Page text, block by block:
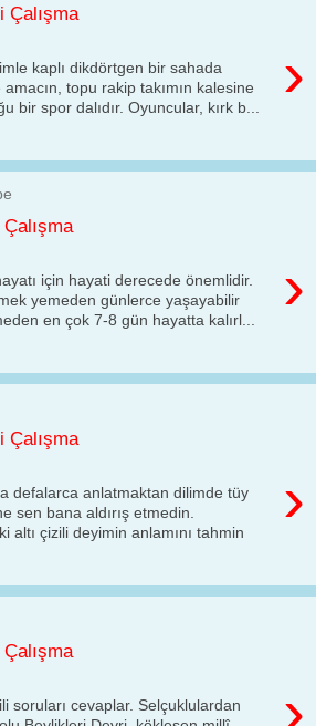
Çalışma
›
kaplı dikdörtgen bir sahada
topu rakip takımın kalesine
bir spor dalıdır. Oyuncular, kırk b...
›
için hayati derecede önemlidir.
yemeden günlerce yaşayabilir
en çok 7-8 gün hayatta kalırl...
Çalışma
›
defalarca anlatmaktan dilimde tüy
sen bana aldırış etmedin.
altı çizili deyimin anlamını tahmin
soruları cevaplar. Selçuklulardan